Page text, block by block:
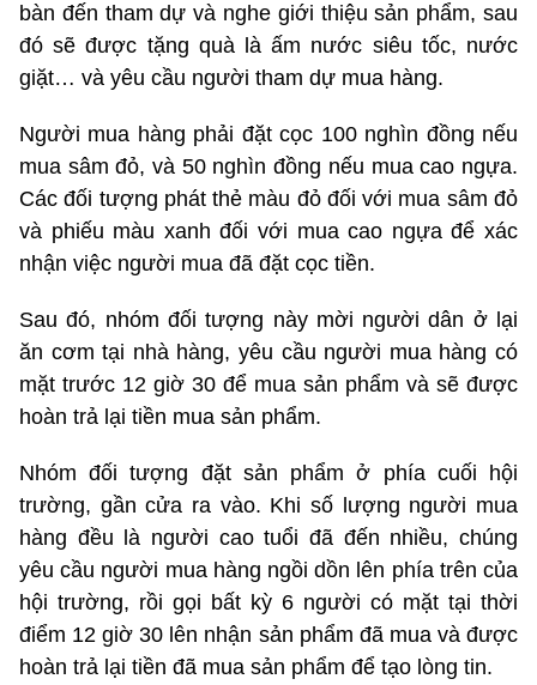
bàn đến tham dự và nghe giới thiệu sản phẩm, sau
đó sẽ được tặng quà là ấm nước siêu tốc, nước
giặt… và yêu cầu người tham dự mua hàng.
Người mua hàng phải đặt cọc 100 nghìn đồng nếu
mua sâm đỏ, và 50 nghìn đồng nếu mua cao ngựa.
Các đối tượng phát thẻ màu đỏ đối với mua sâm đỏ
và phiếu màu xanh đối với mua cao ngựa để xác
nhận việc người mua đã đặt cọc tiền.
Sau đó, nhóm đối tượng này mời người dân ở lại
ăn cơm tại nhà hàng, yêu cầu người mua hàng có
mặt trước 12 giờ 30 để mua sản phẩm và sẽ được
hoàn trả lại tiền mua sản phẩm.
Nhóm đối tượng đặt sản phẩm ở phía cuối hội
trường, gần cửa ra vào. Khi số lượng người mua
hàng đều là người cao tuổi đã đến nhiều, chúng
yêu cầu người mua hàng ngồi dồn lên phía trên của
hội trường, rồi gọi bất kỳ 6 người có mặt tại thời
điểm 12 giờ 30 lên nhận sản phẩm đã mua và được
hoàn trả lại tiền đã mua sản phẩm để tạo lòng tin.